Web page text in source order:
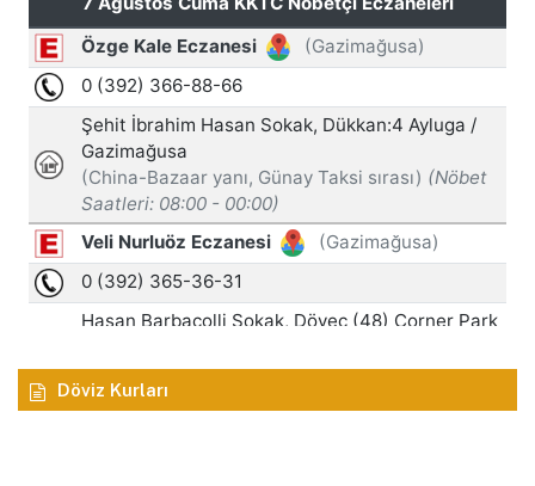
Döviz Kurları